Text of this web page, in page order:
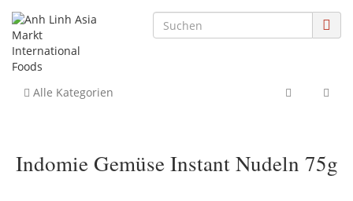
Alle Kategorien
Indomie Gemüse Instant Nudeln 75g